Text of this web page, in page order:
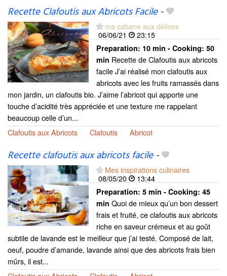
Recette Clafoutis aux Abricots Facile-
ma cabane aux délices
06/06/21
23:15
Preparation: 10 min - Cooking: 50
min Recette de Clafoutis aux abricots
facile J’ai réalisé mon clafoutis aux
abricots avec les fruits ramassés dans
mon jardin, un clafoutis bio. J’aime l’abricot qui apporte une
touche d’acidité très appréciée et une texture me rappelant
beaucoup celle d’un...
Clafoutis aux Abricots
Clafoutis Abricot
Recette clafoutis aux abricots facile-
Mes inspirations culinaires
08/05/20
13:44
Preparation: 5 min - Cooking: 45
min Quoi de mieux qu’un bon dessert
frais et fruité, ce clafoutis aux abricots
riche en saveur crémeux et au goût
subtile de lavande est le meilleur que j’ai testé. Composé de lait,
oeuf, poudre d’amande, lavande ainsi que des abricots frais bien
mûrs, il est...